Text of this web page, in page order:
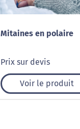
Mitaines en polaire
Prix sur devis
Voir le produit